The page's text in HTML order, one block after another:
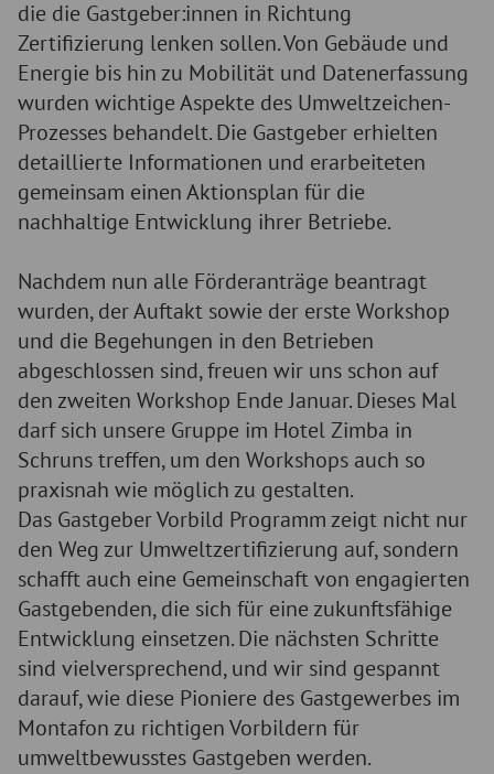
die die Gastgeber:innen in Richtung
Zertifizierung lenken sollen. Von Gebäude und
Energie bis hin zu Mobilität und Datenerfassung
wurden wichtige Aspekte des Umweltzeichen-
Prozesses behandelt. Die Gastgeber erhielten
detaillierte Informationen und erarbeiteten
gemeinsam einen Aktionsplan für die
nachhaltige Entwicklung ihrer Betriebe.
Nachdem nun alle Förderanträge beantragt
wurden, der Auftakt sowie der erste Workshop
und die Begehungen in den Betrieben
abgeschlossen sind, freuen wir uns schon auf
den zweiten Workshop Ende Januar. Dieses Mal
darf sich unsere Gruppe im Hotel Zimba in
Schruns treffen, um den Workshops auch so
praxisnah wie möglich zu gestalten.
Das Gastgeber Vorbild Programm zeigt nicht nur
den Weg zur Umweltzertifizierung auf, sondern
schafft auch eine Gemeinschaft von engagierten
Gastgebenden, die sich für eine zukunftsfähige
Entwicklung einsetzen. Die nächsten Schritte
sind vielversprechend, und wir sind gespannt
darauf, wie diese Pioniere des Gastgewerbes im
Montafon zu richtigen Vorbildern für
umweltbewusstes Gastgeben werden.